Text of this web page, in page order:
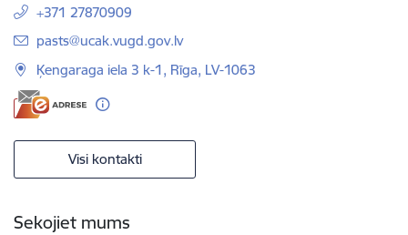
+371 27870909
E-pasts:
pasts@ucak.vugd.gov.lv
Ķengaraga iela 3 k-1, Rīga, LV-1063
Visi kontakti
Sekojiet mums